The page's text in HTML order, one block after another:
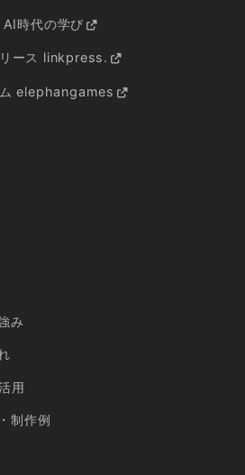
時代の学び
ース linkpress.
elephangames
み
用
制作例